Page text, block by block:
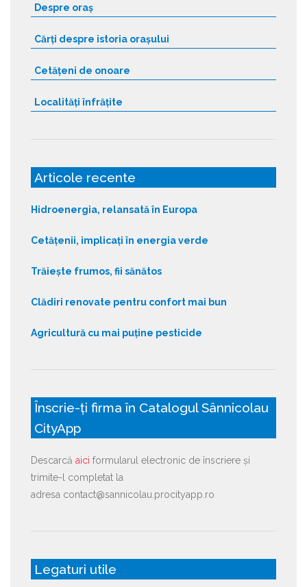
Despre oraș
Cărți despre istoria orașului
Cetățeni de onoare
Localități înfrățite
Articole recente
Hidroenergia, relansată în Europa
Cetățenii, implicați în energia verde
Trăiește frumos, fii sănătos
Clădiri renovate pentru confort mai bun
Agricultură cu mai puține pesticide
Înscrie-ți firma în Catalogul Sânnicolau
CityApp
Descarcă aici formularul electronic de înscriere și
trimite-l completat la
adresa contact@sannicolau.procityapp.ro
Legaturi utile